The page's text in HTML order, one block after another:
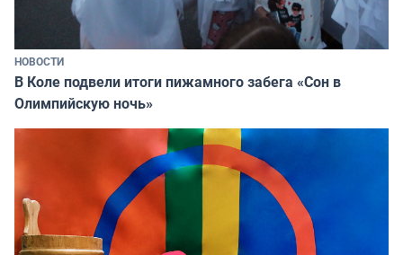
НОВОСТИ
В Коле подвели итоги пижамного забега «Сон в
Олимпийскую ночь»